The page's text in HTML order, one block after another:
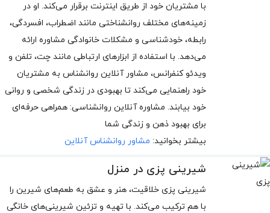
با مشتریان خود از طریق اینترنت برقرار می‌کند. او در
زمینه‌های مختلف روانشناختی مانند اضطراب، افسردگی،
رابطه، خودشناسی و مشکلات خانوادگی مشاوره ارائه
می‌دهد. با استفاده از ابزارهای ارتباطی مانند چت، تلفن و
ویدئو کنفرانس، مشاور آنلاین روانشناس به مشتریان
خود راهنمایی می‌کند تا بهبودی در زندگی شخصی و روانی
خود بیابند. مشاوره آنلاین روانشناسی: همراهی حرفه‌ای
برای بهبود ذهن و زندگی شما
بیشتر بخوانید: مشاور روانشناس آنلاین
شیرینی پزی در منزل
شیرینی پزی خلاقیت، هنر و عشق به طعم‌های شیرین را
با هم ترکیب می‌کند. با تهیه و تزئین شیرینی‌های خانگی